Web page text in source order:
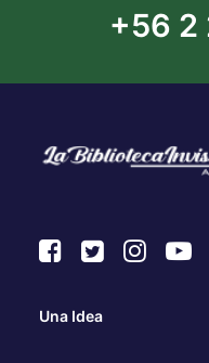
+56 2
Una Idea